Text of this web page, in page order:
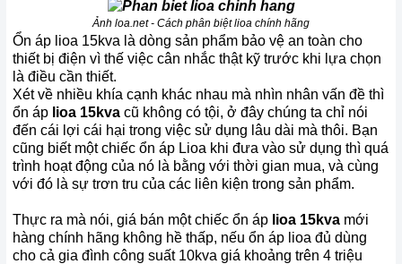
Ảnh loa.net - Cách phân biệt lioa chính hãng
Ổn áp lioa 15kva là dòng sản phẩm bảo vệ an toàn cho
thiết bị điện vì thế việc cân nhắc thật kỹ trước khi lựa chọn
là điều cần thiết.
Xét về nhiều khía cạnh khác nhau mà nhìn nhân vấn đề thì
ổn áp lioa 15kva cũ không có tội, ở đây chúng ta chỉ nói
đến cái lợi cái hại trong việc sử dụng lâu dài mà thôi. Bạn
cũng biết một chiếc ổn áp Lioa khi đưa vào sử dụng thì quá
trình hoạt động của nó là bằng với thời gian mua, và cùng
với đó là sự trơn tru của các liên kiện trong sản phẩm.
Thực ra mà nói, giá bán một chiếc ổn áp lioa 15kva mới
hàng chính hãng không hề thấp, nếu ổn áp lioa đủ dùng
cho cả gia đình công suất 10kva giá khoảng trên 4 triệu